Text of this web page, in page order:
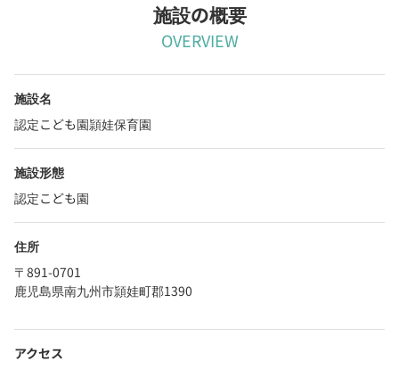
施設の概要
OVERVIEW
施設名
認定こども園頴娃保育園
施設形態
認定こども園
住所
〒891-0701
鹿児島県南九州市頴娃町郡1390
アクセス